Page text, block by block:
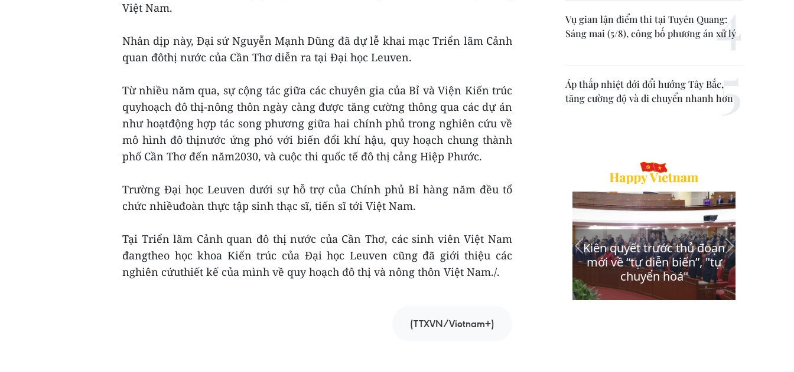
Việt Nam.
Nhân dịp này, Đại sứ Nguyễn Mạnh Dũng đã dự lễ khai mạc Triển lãm Cảnh
quan đôthị nước của Cần Thơ diễn ra tại Đại học Leuven.
Từ nhiều năm qua, sự cộng tác giữa các chuyên gia của Bỉ và Viện Kiến trúc
quyhoạch đô thị-nông thôn ngày càng được tăng cường thông qua các dự án
như hoạtđộng hợp tác song phương giữa hai chính phủ trong nghiên cứu về
mô hình đô thịnước ứng phó với biến đổi khí hậu, quy hoạch chung thành
phố Cần Thơ đến năm2030, và cuộc thi quốc tế đô thị cảng Hiệp Phước.
Trường Đại học Leuven dưới sự hỗ trợ của Chính phủ Bỉ hàng năm đều tổ
chức nhiềuđoàn thực tập sinh thạc sĩ, tiến sĩ tới Việt Nam.
Tại Triển lãm Cảnh quan đô thị nước của Cần Thơ, các sinh viên Việt Nam
đangtheo học khoa Kiến trúc của Đại học Leuven cũng đã giới thiệu các
nghiên cứuthiết kế của mình về quy hoạch đô thị và nông thôn Việt Nam./.
(TTXVN/Vietnam+)
Vụ gian lận điểm thi tại Tuyên Quang:
Sáng mai (5/8), công bố phương án xử lý
Áp thấp nhiệt đới đổi hướng Tây Bắc,
tăng cường độ và di chuyển nhanh hơn